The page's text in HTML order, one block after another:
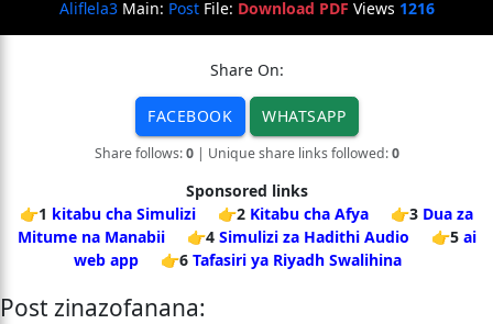
Aliflela3Main: PostFile: Download PDF Views 1216
Share On:
FACEBOOK WHATSAPP
Share follows:0| Unique share links followed:0
Sponsored links
👉1 kitabu cha Simulizi 👉2 Kitabu cha Afya 👉3 Dua za
Mitume na Manabii
👉4 Simulizi za Hadithi Audio 👉5 ai
web app
👉6 Tafasiri ya Riyadh Swalihina
Post zinazofanana: